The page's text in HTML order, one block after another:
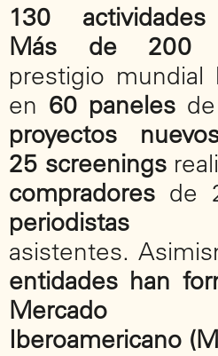
130 actividades
Más de 200
prestigio mundial
en 60 paneles
proyectos
25 screenings
compradores de
periodistas
asistentes.
entidades han
Mercado
Iberoamericano